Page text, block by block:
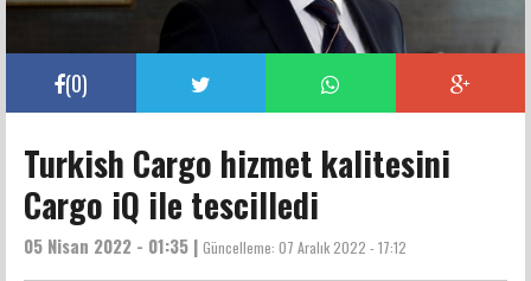
(0)
Turkish Cargo hizmet kalitesini
Cargo iQ ile tescilledi
05 Nisan 2022 - 01:35 | Güncelleme: 07 Aralık 2022 - 17:12